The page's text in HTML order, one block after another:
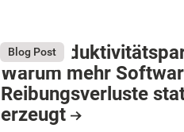
August 4, 2026
Blog Post
Das
Warum mehr
Reibungsverluste
erzeugt